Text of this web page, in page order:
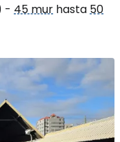
- 45 mur hasta50